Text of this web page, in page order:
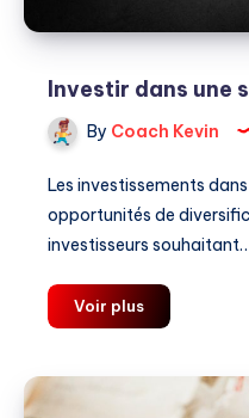
Investir dans une
By Coach Kevin
Les investissements
opportunités de
investisseurs
Voir plusInvestir
dans